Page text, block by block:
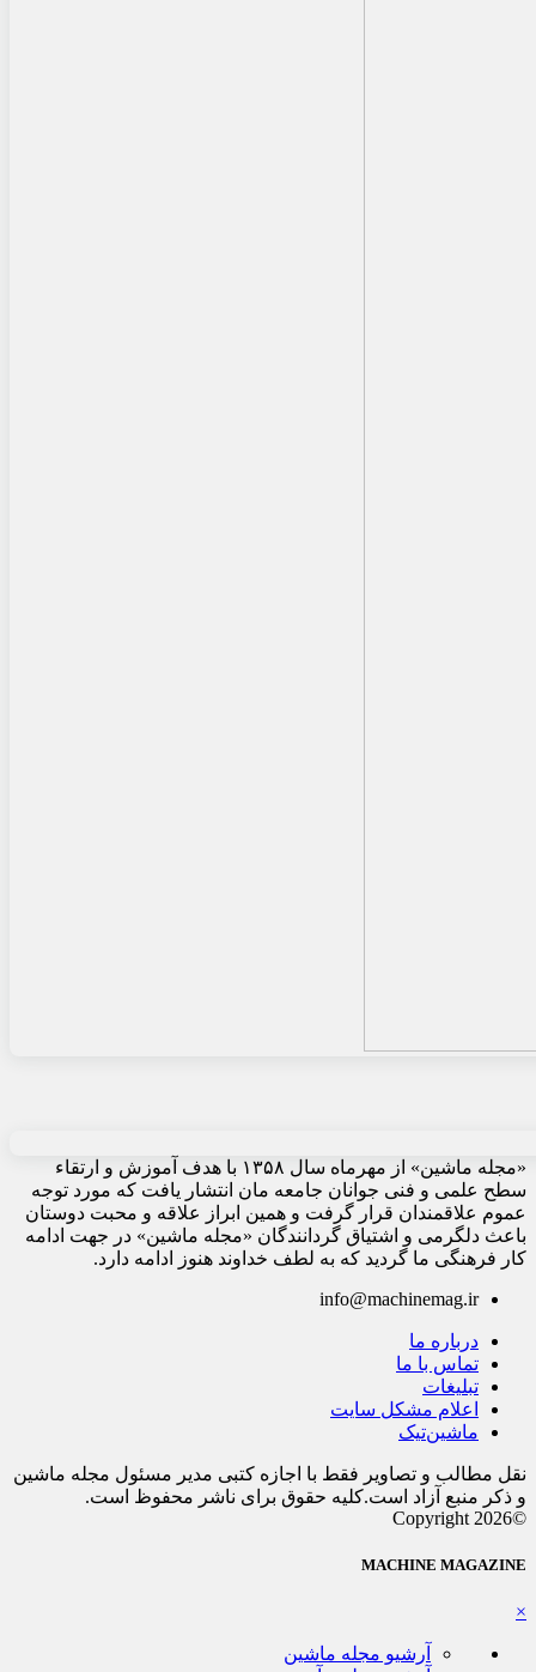
«مجله ماشین» از مهرماه سال ۱۳۵۸ با هدف آموزش و ارتقاء
سطح علمی و فنی جوانان جامعه مان انتشار یافت که مورد توجه
عموم علاقمندان قرار گرفت و همین ابراز علاقه و محبت دوستان
باعث دلگرمی و اشتیاق گردانندگان «مجله ماشین» در جهت ادامه
کار فرهنگی ما گردید که به لطف خداوند هنوز ادامه دارد.
info@machinemag.ir
درباره ما
تماس با ما
تبلیغات
اعلام مشکل سایت
ماشین‌تیک
نقل مطالب و تصاویر فقط با اجازه کتبی مدیر مسئول مجله ماشین
و ذکر منبع آزاد است.کلیه حقوق برای ناشر محفوظ است.
©Copyright 2026
MACHINE MAGAZINE
×
آرشیو مجله ماشین